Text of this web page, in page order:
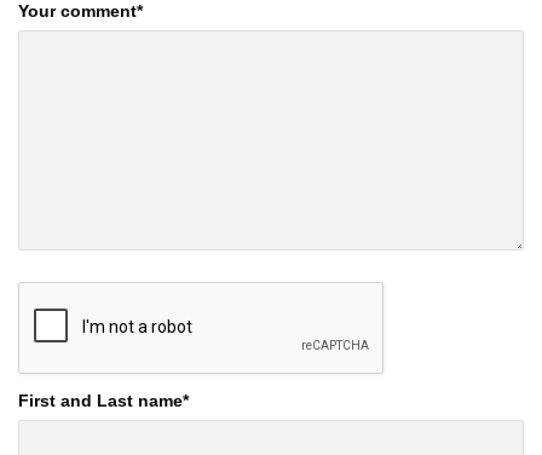
Your comment*
First and Last name*